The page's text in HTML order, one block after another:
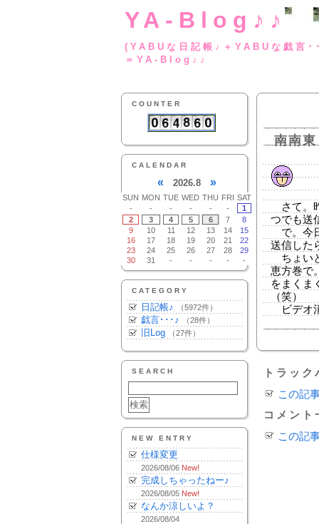
YA-Blog♪♪
(YABUな日記帳♪
＝YA-Blog♪♪
COUNTER
CALENDAR
« 2026.8 »
SUN MON TUE WED THU FRI SAT
-
- - - - -
1
2
3 4 5 6 7
8
9
10 11 12 13 14
15
16
17 18 19 20 21
22
23
24 25 26 27 28
29
30
31 - - - - -
CATEGORY
日記帳♪ （5972件）
戯言･･･♪ （28件）
旧Log （27件）
SEARCH
NEW ENTRY
仕様変更
2026/08/06 New!
完成しちゃったねー♪
2026/08/05 New!
なんか涼しいよ？
2026/08/04
南南東
さて。
つでも送
で。今
送信した
ちょい
恵方巻で
をまくま
（笑）
ビデオ
トラッ
この記
コメント
この記